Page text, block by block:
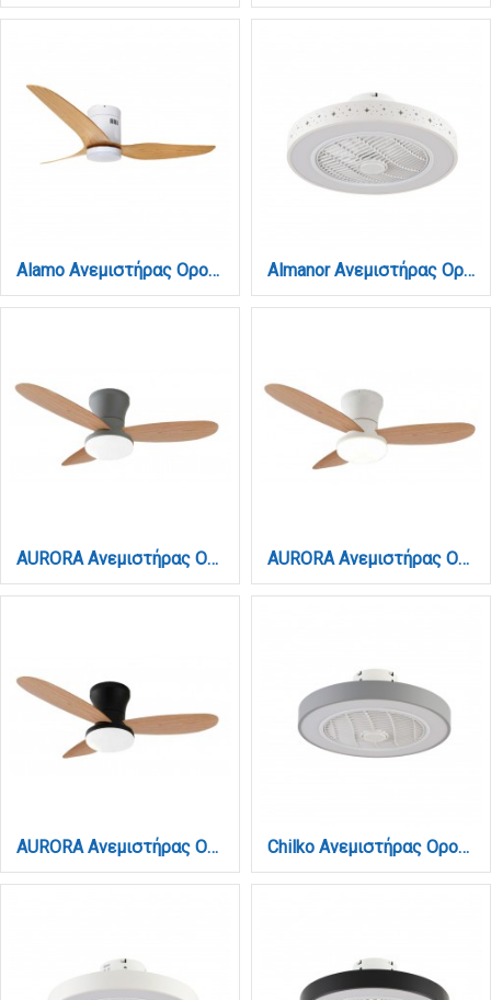
Alamo Ανεμιστήρας Οροφής με LED 15W, DC Μοτέρ & Smart App - Λευκό/Ξύλο (102000510) Almanor Ανεμιστήρας Οροφής LED με App Control & 3CCT | Λευκός (101000410)
AURORA Ανεμιστήρας Οροφής με LED 20W, DC Μοτέρ & Smart App - Γκρι/Ξύλο (102001030) AURORA Ανεμιστήρας Οροφής με LED 20W, DC Μοτέρ & Smart App - Λευκό/Ξύλο (102001010)
AURORA Ανεμιστήρας Οροφής με LED 20W, DC Μοτέρ & Smart App - Μαύρο/Ξύλο (102001020) Chilko Ανεμιστήρας Οροφής LED με App Control & 3CCT | Γκρι (101000330)